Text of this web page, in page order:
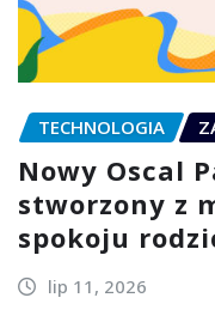
TECHNOLOGIA
Nowy Oscal
stworzony z
spokoju
lip 11, 2026